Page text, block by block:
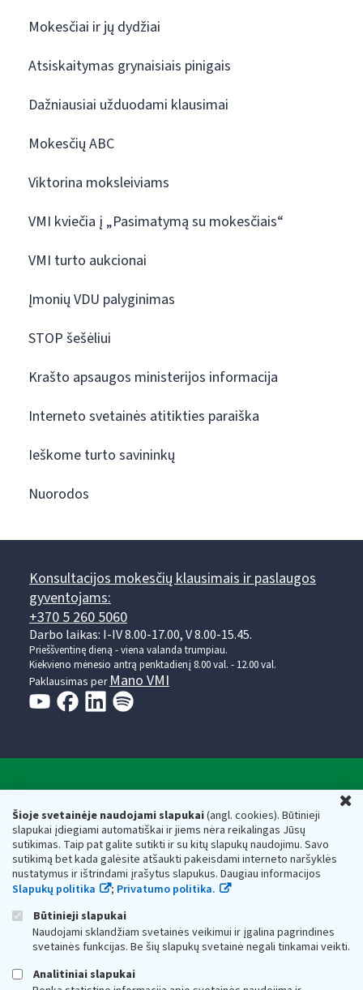
Šioje svetainėje naudojami slapukai(angl. cookies). Būtinieji
slapukai įdiegiami automatiškai ir jiems nėra reikalingas Jūsų
sutikimas. Taip pat galite sutikti ir su kitų slapukų naudojimu. Savo
sutikimą bet kada galėsite atšaukti pakeisdami interneto naršyklės
nustatymus ir ištrindami įrašytus slapukus. Daugiau informacijos
Slapukų politika
; Privatumo politika.
Būtinieji slapukai
Naudojami sklandžiam svetainės veikimui ir įgalina pagrindines
svetainės funkcijas. Be šių slapukų svetainė negali tinkamai veikti.
Analitiniai slapukai
Mokesčiai ir jų dydžiai
Atsiskaitymas grynaisiais pinigais
Dažniausiai užduodami klausimai
Mokesčių ABC
Viktorina moksleiviams
VMI kviečia į „Pasimatymą su mokesčiais“
VMI turto aukcionai
Įmonių VDU palyginimas
STOP šešėliui
Krašto apsaugos ministerijos informacija
Interneto svetainės atitikties paraiška
Ieškome turto savininkų
Nuorodos
Konsultacijos mokesčių klausimais ir paslaugos
gyventojams:
+370 5 260 5060
Darbo laikas: I-IV 8.00-17.00, V 8.00-15.45.
Prieššventinę dieną - viena valanda trumpiau.
Kiekvieno mėnesio antrą penktadienį 8.00 val. - 12.00 val.
Paklausimas per Mano VMI
Respublikos finansų ministerijos
Biudžetinė įstaiga. Juridinio asmens kodas — 188659752,
adresas: Vasario 16-osios g. 14, 01107 Vilnius, Lietuva, el.paštas:
vmi@vmi.lt, E. pristatymo dėžutės adresas 188659752
Duomenys apie Valstybinę mokesčių inspekciją prie Lietuvos
Respublikos finansų ministerijos kaupiami ir saugomi Juridinių